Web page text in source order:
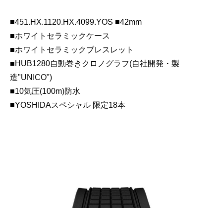
■451.HX.1120.HX.4099.YOS ■42mm
■ホワイトセラミックケース
■ホワイトセラミックブレスレット
■HUB1280自動巻きクロノグラフ(自社開発・製
造"UNICO")
■10気圧(100m)防水
■YOSHIDAスペシャル 限定18本